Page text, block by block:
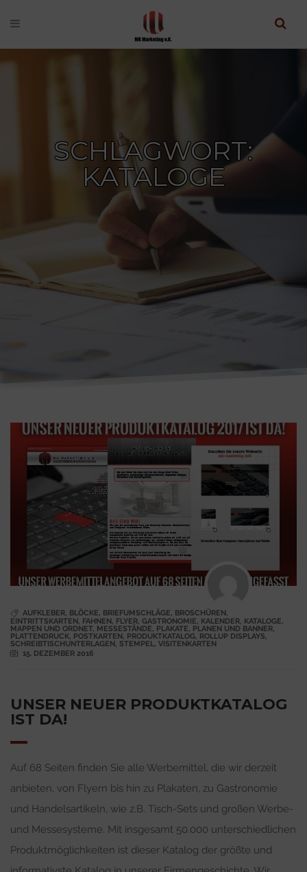
SCHLAGWORT:
KATALOGE
AUFKLEBER, BLÖCKE, BRIEFUMSCHLÄGE, BROSCHÜREN,
EINTRITTSKARTEN, FAHNEN, FLYER, GASTRONOMIE, KALENDER, KATALOGE,
MAPPEN UND ORDNET, MESSESTÄNDE, PLAKATE, PLANEN UND BANNER,
PLATTENDRUCK, POSTKARTEN, PRODUKTKATALOG, ROLLUP DISPLAYS,
SCHREIBTISCHUNTERLAGEN, STEMPEL , VISITENKARTEN
15. DEZEMBER 2016
UNSER NEUER PRODUKTKATALOG
IST DA!
Auf 68 Seiten finden Sie alle Werbemittel, die wir derzeit
anbieten, von Flyern bis hin zu Plakaten, zu Gastronomie
und Handelsartikeln, wie z.B. Tisch-Sets und großen Werbe-
und Messesysteme. Mit insgesamt 50.000 unterschiedlichen
Produktmöglichkeiten ist dieser Katalog der größte und